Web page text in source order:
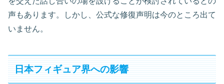
声もあります。しかし、公式な修復声明は今のところ出て
いません。
日本フィギュア界への影響